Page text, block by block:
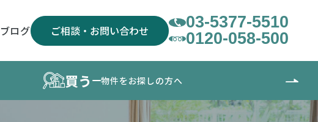
ブログ ご相談・お問い合わせ
03-5377-5510
0120-058-500
買う 物件をお探しの方へ